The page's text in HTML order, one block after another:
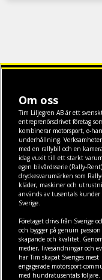
Om oss
Tim Liljegren AB är ett
entreprenörsdrivet företag
kombinerar motorsport, e-
underhållning.
med en rallybil och en
idag vuxit till ett starkt
egen bilvårdsserie (Rally-
dryckesvarumärken som
kläder, maskineroch
används av tusentals
Sverige.
Företaget drivs från Sverige
och bygger på genuin
skapande och kvalitet.
medier, livesändningar och
har Tim skapat Sveriges mest
engagerade motorsport-
med hundratusentals följare.